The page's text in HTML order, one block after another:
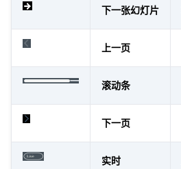
下一张幻灯片
上一页
滚动条
下一页
实时